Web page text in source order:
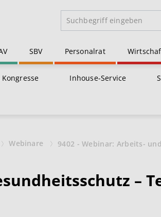
SBV Personalrat
Inhouse-Service
Webinare 9402 - Webinar: Arbeits-
–